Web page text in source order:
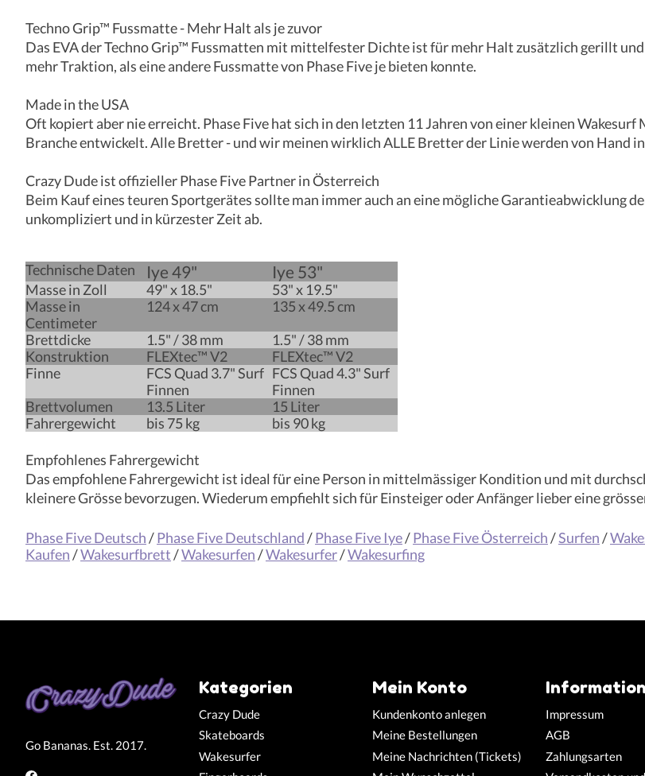
Techno Grip™ Fussmatte - Mehr Halt als je zuvor
Das EVA der Techno Grip™ Fussmatten mit mittelfester Dichte ist für mehr Halt zusätzlich gerillt
mehr Traktion, als eine andere Fussmatte von Phase Five je bieten konnte.
Made in the USA
Oft kopiert aber nie erreicht. Phase Five hat sich in den letzten 11 Jahren von einer kleinen
Branche entwickelt. Alle Bretter - und wir meinen wirklich ALLE Bretter der Linie werden von Hand
Crazy Dude ist offizieller Phase Five Partner in Österreich
Beim Kauf eines teuren Sportgerätes sollte man immer auch an eine mögliche Garantieabwicklung
unkompliziert und in kürzester Zeit ab.
Technische Daten Iye 49" Iye 53"
Masse in Zoll 49" x 18.5"
53" x 19.5"
Masse in
Centimeter
124 x 47 cm
135 x 49.5 cm
Brettdicke
1.5" / 38 mm
1.5" / 38 mm
Konstruktion
FLEXtec™ V2
FLEXtec™ V2
Finne
FCS Quad 3.7" Surf
Finnen
FCS Quad 4.3" Surf
Finnen
Brettvolumen
13.5 Liter
15 Liter
Fahrergewicht
bis 75 kg bis 90 kg
Empfohlenes Fahrergewicht
Das empfohlene Fahrergewicht ist ideal für eine Person in mittelmässiger Kondition und mit
kleinere Grösse bevorzugen. Wiederum empfiehlt sich für Einsteiger oder Anfänger lieber eine
Phase Five Deutsch/Phase Five Deutschland/Phase Five Iye/Phase Five Österreich/Surfen/
Kaufen/Wakesurfbrett/Wakesurfen/Wakesurfer/Wakesurfing
Go Bananas. Est. 2017.
Kategorien
Crazy Dude
Skateboards
Wakesurfer
Mein Konto
Kundenkonto anlegen
Meine Bestellungen
Meine Nachrichten (Tickets)
Impressum
AGB
Zahlungsarten